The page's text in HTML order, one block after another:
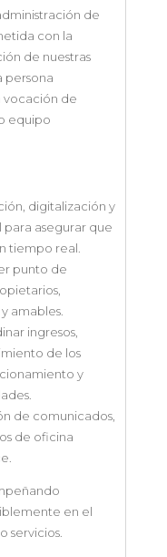
de
con la
de nuestras
persona
vocación de
equipo
digitalización y
asegurar que
tiempo real.
punto de
amables.
ingresos,
de los
y
de comunicados,
de oficina
en el
servicios.